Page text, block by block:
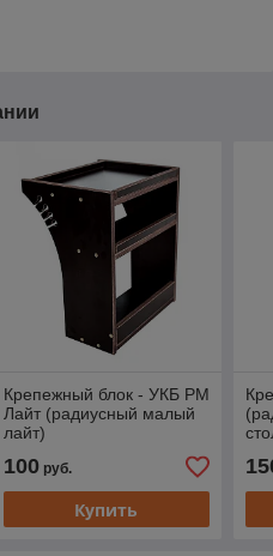
Крепежный блок - УКБ РМ
Лайт (радиусный малый
лайт)
100руб.
Купить